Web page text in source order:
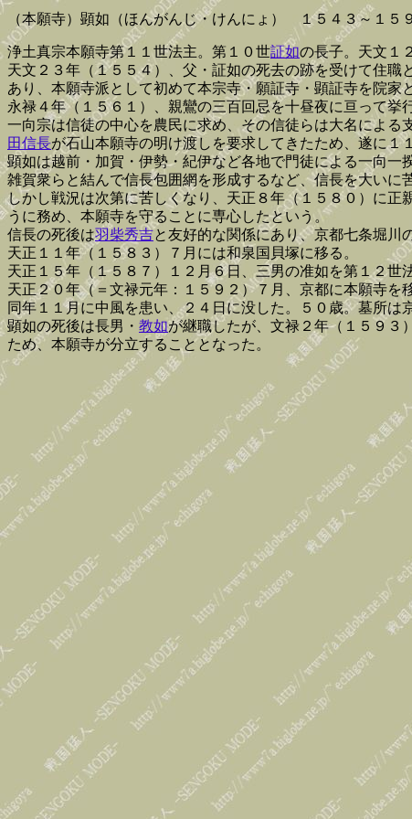
（本願寺）顕如（ほんがんじ・けんにょ） １５４３～１５
浄土真宗本願寺第１１世法主。第１０世証如の長子。天文１
天文２３年（１５５４）、父・証如の死去の跡を受けて住
あり、本願寺派として初めて本宗寺・願証寺・顕証寺を院家
永禄４年（１５６１）、親鸞の三百回忌を十昼夜に亘って挙
一向宗は信徒の中心を農民に求め、その信徒らは大名によ
田信長が石山本願寺の明け渡しを要求してきたため、遂に１
顕如は越前・加賀・伊勢・紀伊など各地で門徒による一向
雑賀衆らと結んで信長包囲網を形成するなど、信長を大いに
しかし戦況は次第に苦しくなり、天正８年（１５８０）に
うに務め、本願寺を守ることに専心したという。
信長の死後は羽柴秀吉と友好的な関係にあり、京都七条堀川
天正１１年（１５８３）７月には和泉国貝塚に移る。
天正１５年（１５８７）１２月６日、三男の准如を第１２世
天正２０年（＝文禄元年：１５９２）７月、京都に本願寺を
同年１１月に中風を患い、２４日に没した。５０歳。墓所は
顕如の死後は長男・ 教如が継職したが、文禄２年（１５９３
ため、本願寺が分立することとなった。